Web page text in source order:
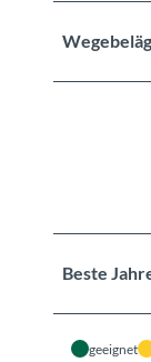
Beste
geeignet